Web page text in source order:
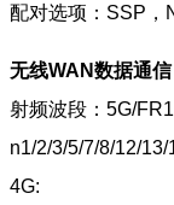
配对选项：SSP，
无线WAN数据通信
射频波段：5G/
n1/2/3/5/7/8/12/
4G: